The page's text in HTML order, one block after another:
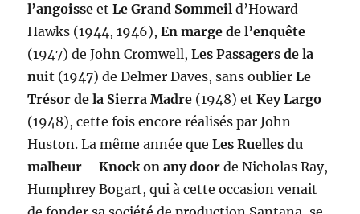
l’angoisse etLe Grand Sommeil d’Howard
Hawks (1944, 1946),En marge de l’enquête
(1947) de John Cromwell,Les Passagers de la
nuit (1947) de Delmer Daves, sans oublierLe
Trésor de la Sierra Madre (1948) etKey Largo
(1948), cette fois encore réalisés par John
Huston. La même année queLes Ruelles du
malheur –Knock on any door de Nicholas Ray,
Humphrey Bogart, qui à cette occasion venait